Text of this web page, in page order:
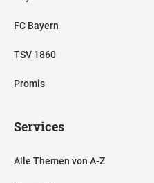
FC Bayern
TSV 1860
Promis
Services
Alle Themen von A-Z